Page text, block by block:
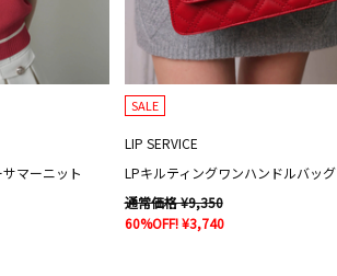
マーニット
SALE
LIP SERVICE
LPキルティングワンハンドルバッグ
通常価格 ¥9,350
60%OFF! ¥3,740